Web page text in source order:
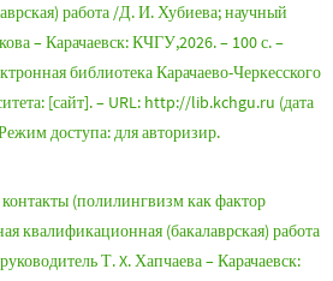
работа /Д. И. Хубиева; научный
– Карачаевск: КЧГУ,2026. – 100 с. –
библиотека Карачаево-Черкесского
[сайт]. – URL: http://lib.kchgu.ru (дата
доступа: для авторизир.
(полилингвизм как фактор
квалификационная (бакалаврская) работа
Т. X. Хапчаева – Карачаевск: